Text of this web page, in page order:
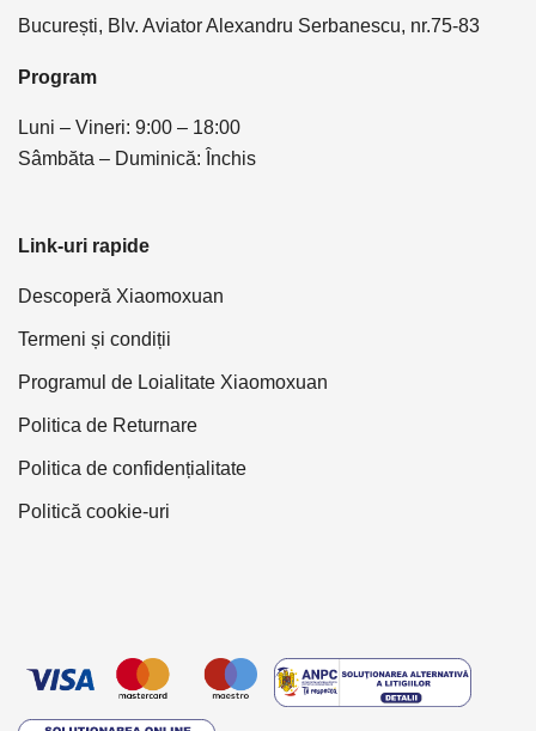
București, Blv. Aviator Alexandru Serbanescu, nr.75-83
Program
Luni – Vineri: 9:00 – 18:00
Sâmbăta – Duminică: Închis
Link-uri rapide
Descoperă Xiaomoxuan
Termeni și condiții
Programul de Loialitate Xiaomoxuan
Politica de Returnare
Politica de confidențialitate
Politică cookie-uri